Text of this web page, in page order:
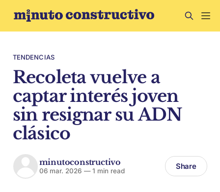
TENDENCIAS
Recoleta vuelve a
captar interés joven
sin resignar su ADN
clásico
minutoconstructivo
06 mar. 2026 —1 min read Share